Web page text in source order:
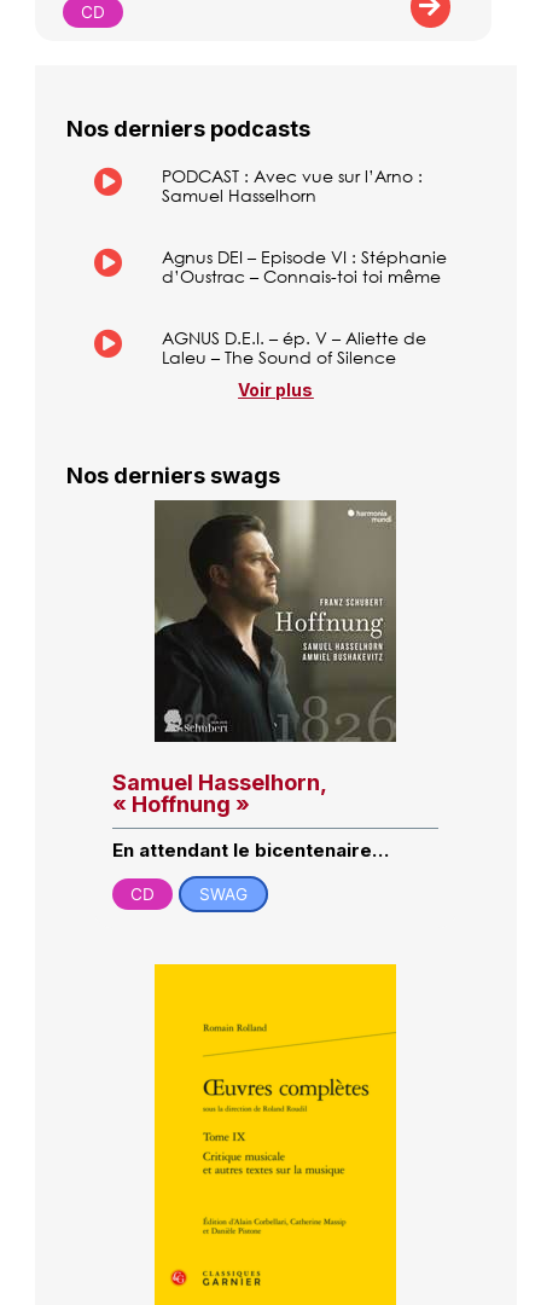
CD
Nos derniers podcasts
PODCAST : Avec vue sur l’Arno :
Samuel Hasselhorn
Agnus DEI – Episode VI : Stéphanie
d’Oustrac – Connais-toi toi même
AGNUS D.E.I. – ép. V – Aliette de
Laleu – The Sound of Silence
Voir plus
Nos derniers swags
Samuel Hasselhorn,
« Hoffnung »
En attendant le bicentenaire…
CD SWAG